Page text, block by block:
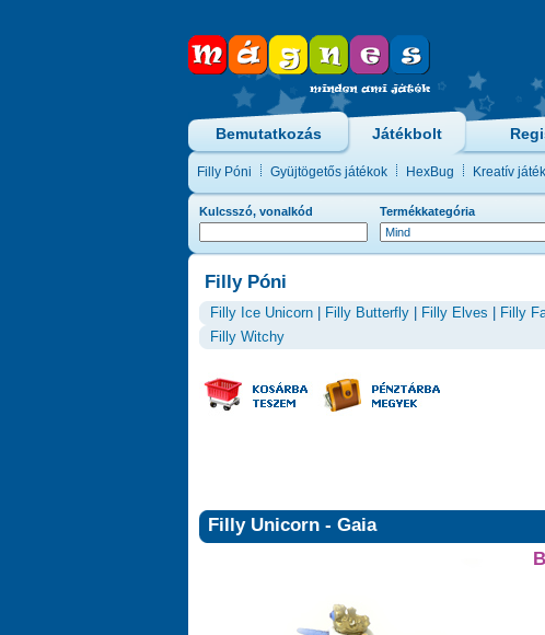
Bemutatkozás Játékbolt
Filly Póni Gyüjtögetős játékok HexBug Kreatív
Kulcsszó, vonalkód Termékkategória
Filly Póni
Filly Ice Unicorn Filly Butterfly Filly Elves Filly
Filly Witchy
Filly Unicorn - Gaia